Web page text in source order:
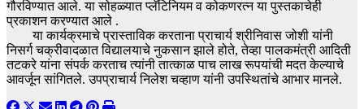
गौरविण्यात आले. या सोहळ्यात प्लॅटिनियम व कोकणरत्न या पुस्तकाचेही
प्रकाशन करण्यात आले .
या कार्यक्रमाचे प्रास्ताविक करताना प्राचार्य श्रीनिवास जोशी यांनी
निसर्ग चक्रीवादळात विद्यालयाचे नुकसान झाले होते, तेव्हा पालकमंत्री आदिती
तटकरे यांना संपर्क करताच त्यांनी तात्काळ पाच लाख रूपयांची मदत केल्याचे
आवर्जून सांगितले. उपप्राचार्य निलेश चव्हाण यांनी उपस्थितांचे आभार मानले.